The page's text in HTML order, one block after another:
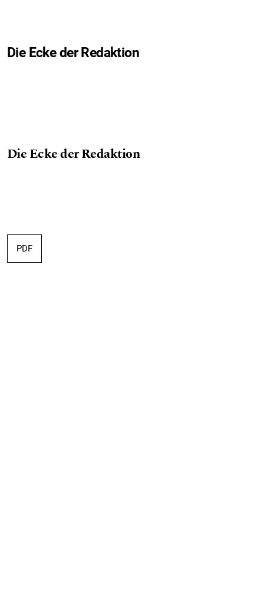
Die Ecke der Redaktion
Die Ecke der Redaktion
PDF